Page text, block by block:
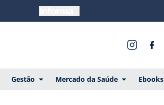
Gestão Mercado da Saúde Ebooks